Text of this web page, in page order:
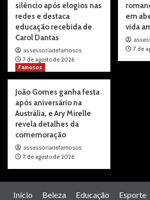
silêncio após elogios nas
redes e destaca
educação recebida de
Carol Dantas
assessoriadefamosos
7 de agosto de 2026
em
vida
7 de
Famosos
João Gomes ganha festa
após aniversário na
Austrália, e Ary Mirelle
revela detalhes da
comemoração
assessoriadefamosos
7 de agosto de 2026
Início Beleza Educação Esporte